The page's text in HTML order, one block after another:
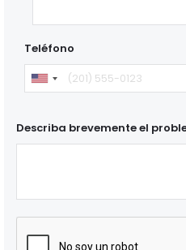
Teléfono
Describa brevemente el